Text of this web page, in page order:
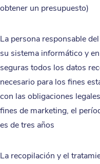
obtener un presupuesto)
La persona responsable
su sistema informático y
seguras todos los datos
necesario para los fines
con las obligaciones
fines de marketing, el
es de tres años
La recopilación y el